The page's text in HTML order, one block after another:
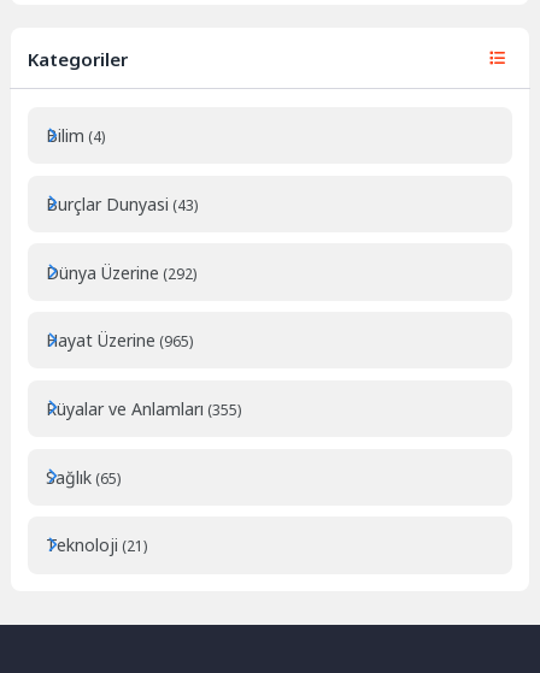
Kategoriler
Bilim (4)
Burçlar Dunyasi (43)
Dünya Üzerine (292)
Hayat Üzerine (965)
Rüyalar ve Anlamları (355)
Sağlık (65)
Teknoloji (21)